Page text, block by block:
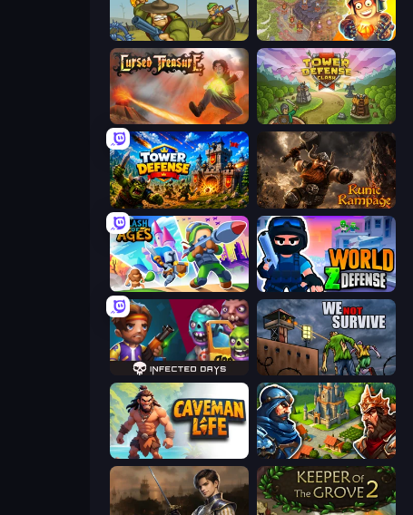
Battalion Commander 1917 Cursed Treasure 2
Cursed Treasure Tower Defense Clash
Tower Defense Runic Rampage
Clash of Ages World Z Defense - Zombie Defense
Infected Days We Not Survive
Caveman Life Your Majesty - Build & Conquer